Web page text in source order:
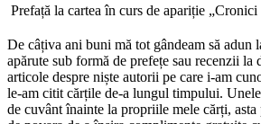
Prefață la cartea în curs de apariție
De câțiva ani buni mă tot gândeam să adun
apărute sub formă de prefețe sau recenzii la
articole despre niște autorii pe care i-am
le-am citit cărțile de-a lungul timpului.
de cuvânt înainte la propriile mele cărți,